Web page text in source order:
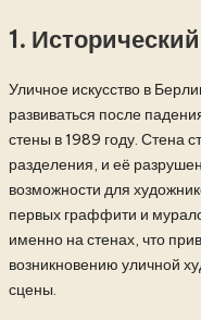
1.
Уличное искусство в
развиваться после
стены в 1989 году. Стена
разделения, и её
возможности для
первых граффити и
именно на стенах, что
возникновению уличной
сцены.